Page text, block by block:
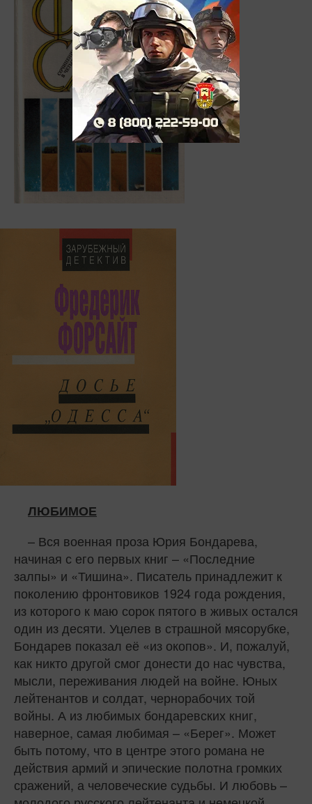
ЛЮБИМОЕ
– Вся военная проза Юрия Бондарева,
начиная с его первых книг – «Последние
залпы» и «Тишина». Писатель принадлежит к
поколению фронтовиков 1924 года рождения,
из которого к маю сорок пятого в живых остался
один из десяти. Уцелев в страшной мясорубке,
Бондарев показал её «из окопов». И, пожалуй,
как никто другой смог донести до нас чувства,
мысли, переживания людей на войне. Юных
лейтенантов и солдат, чернорабочих той
войны. А из любимых бондаревских книг,
наверное, самая любимая – «Берег». Может
быть потому, что в центре этого романа не
действия армий и эпические полотна громких
сражений, а человеческие судьбы. И любовь –